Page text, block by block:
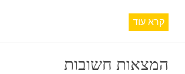
קרא עוד
המצאות חשובות